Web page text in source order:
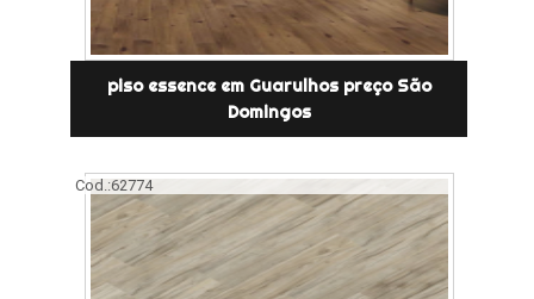
piso essence em Guarulhos preço São
Domingos
Cod.:62774